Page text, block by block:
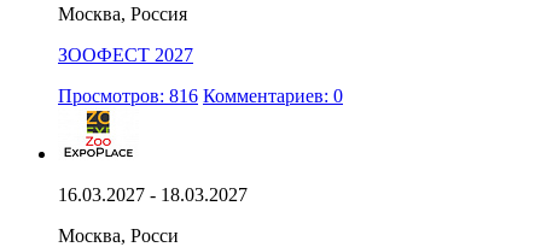
Москва, Россия
ЗООФЕСТ 2027
Просмотров: 816 Комментариев: 0
16.03.2027 - 18.03.2027
Москва, Росси